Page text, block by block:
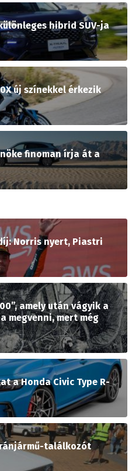
hibrid SUV-ja
új színekkel érkezik
finoman írja át a
Norris nyert, Piastri
amely után vágyik a
megvenni, mert még
a Honda Civic Type R-
találkozót